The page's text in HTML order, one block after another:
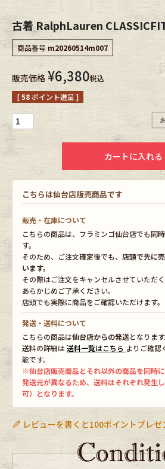
レディース商品カテゴ
Tops
Outer
小物・アクセサリー
Eye Wear
Bag
Accessory
Belt
Keyring
FAFATT
古着 RalphLauren CLASSICFIT
商品番号 m20260514m007
販売価格 ¥6,380税込
[58ポイント進呈 ]
カートに入れる
こちらは仙台店販売商品です
販売・在庫について
こちらの商品は、フラミンゴ仙台店でも同
す。
そのため、ご注文確定後でも、 店頭で先に
います。
その際はご注文をキャンセルさせていただ
あらかじめご了承ください。
店頭でも実際に商品をご確認いただけます。
発送・送料について
こちらの商品は仙台店からの発送となります
送料の詳細は送料一覧はこちら よりご確認
能です。
※仙台店販売商品とそれ以外の商品を同時に
発送元が異なるため、送料はそれぞれ発生
可）となります。
レビューを書くと100ポイントプレゼ